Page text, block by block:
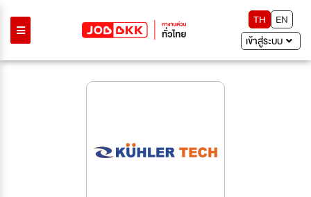
TH
EN
เข้าสู่ระบบ